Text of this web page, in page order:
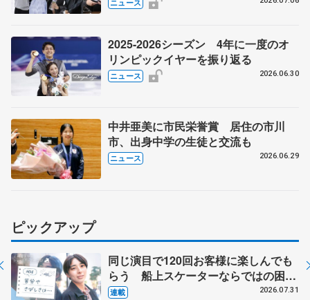
ニュース
2025-2026シーズン 4年に一度のオ
リンピックイヤーを振り返る
ニュース 2026.06.30
中井亜美に市民栄誉賞 居住の市川
市、出身中学の生徒と交流も
ニュース 2026.06.29
ピックアップ
同じ演目で120回お客様に楽しんでも
らう 船上スケーターならではの困難
とは 影響あったPIW前キャプテン松
連載 2026.07.31